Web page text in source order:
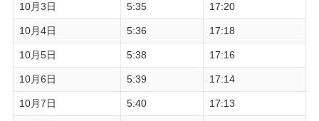
10月3日 5:35 17:20
10月4日 5:36 17:18
10月5日 5:38 17:16
10月6日 5:39 17:14
10月7日 5:40 17:13